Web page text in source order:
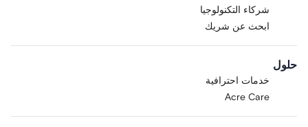
شركاء التكنولوجيا
ابحث عن شريك
حلول
خدمات احترافية
Acre Care